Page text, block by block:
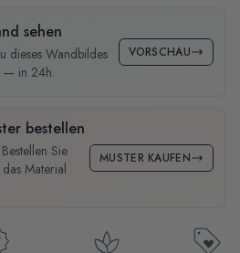
sehen
dieses Wandbildes
— in 24h.
VORSCHAU
bestellen
Sie
Material
MUSTER KAUFEN